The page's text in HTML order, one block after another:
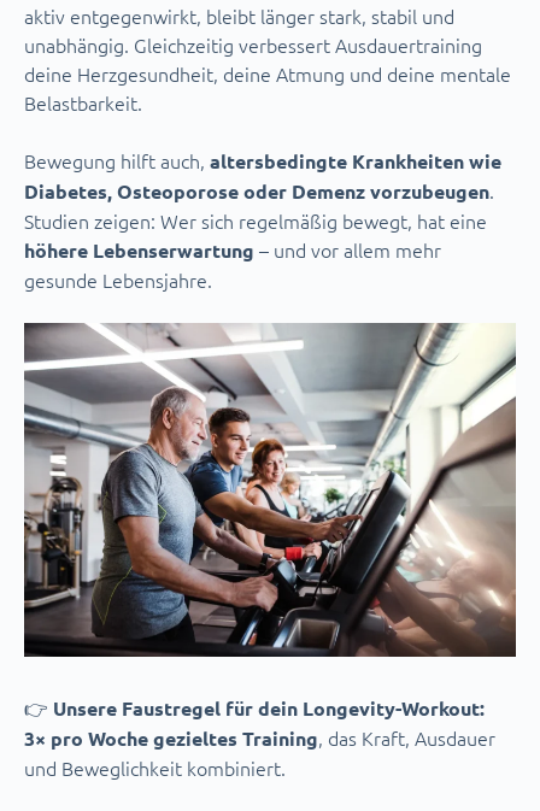
aktiv entgegenwirkt, bleibt länger stark, stabil und
unabhängig. Gleichzeitig verbessert Ausdauertraining
deine Herzgesundheit, deine Atmung und deine mentale
Belastbarkeit.
Bewegung hilft auch, altersbedingte Krankheiten wie
Diabetes, Osteoporose oder Demenz vorzubeugen.
Studien zeigen: Wer sich regelmäßig bewegt, hat eine
höhere Lebenserwartung – und vor allem mehr
gesunde Lebensjahre.
👉 Unsere Faustregel für dein Longevity-Workout:
3× pro Woche gezieltes Training, das Kraft, Ausdauer
und Beweglichkeit kombiniert.